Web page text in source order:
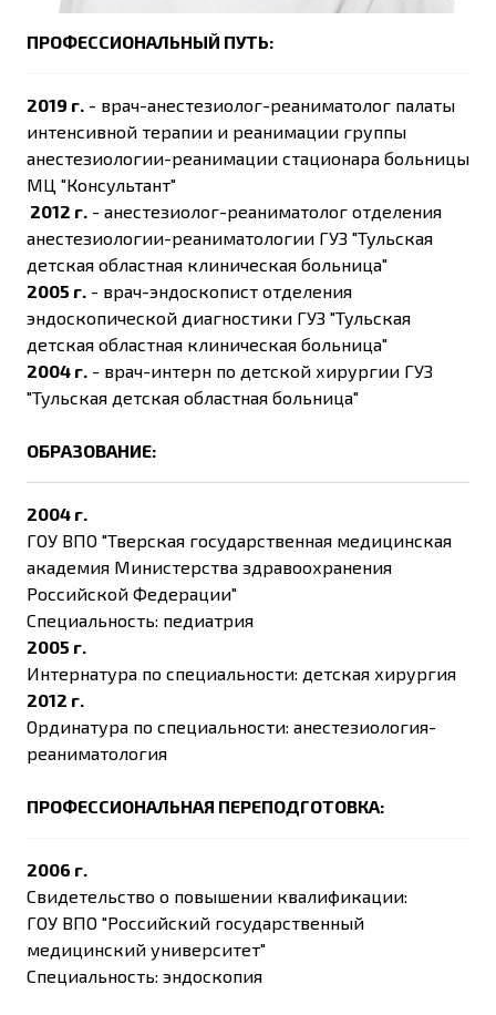
ПРОФЕССИОНАЛЬНЫЙ ПУТЬ:
2019 г. - врач-анестезиолог-реаниматолог палаты
интенсивной терапии и реанимации группы
анестезиологии-реанимации стационара больницы
МЦ "Консультант"
2012 г. - анестезиолог-реаниматолог отделения
анестезиологии-реаниматологии ГУЗ "Тульская
детская областная клиническая больница"
2005 г. - врач-эндоскопист отделения
эндоскопической диагностики ГУЗ "Тульская
детская областная клиническая больница"
2004 г. - врач-интерн по детской хирургии ГУЗ
"Тульская детская областная больница"
ОБРАЗОВАНИЕ:
2004 г.
ГОУ ВПО "Тверская государственная медицинская
академия Министерства здравоохранения
Российской Федерации"
Специальность: педиатрия
2005 г.
Интернатура по специальности: детская хирургия
2012 г.
Ординатура по специальности: анестезиология-
реаниматология
ПРОФЕССИОНАЛЬНАЯ ПЕРЕПОДГОТОВКА:
2006 г.
Свидетельство о повышении квалификации:
ГОУ ВПО "Российский государственный
медицинский университет"
Специальность: эндоскопия